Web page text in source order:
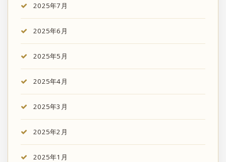
2025年7月
2025年6月
2025年5月
2025年4月
2025年3月
2025年2月
2025年1月